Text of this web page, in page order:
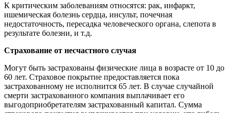
К критическим заболеваниям относятся: рак, инфаркт,
ишемическая болезнь сердца, инсульт, почечная
недостаточность, пересадка человеческого органа, слепота в
результате болезни, и т.д.
Страхование от несчастного случая​​​​​​​
Могут быть застрахованы физические лица в возрасте от 10 до
60 лет. Страховое покрытие предоставляется пока
застрахованному не исполнится 65 лет. В случае случайной
смерти застрахованного компания выплачивает его
выгодоприобретателям застрахованный капитал. Сумма